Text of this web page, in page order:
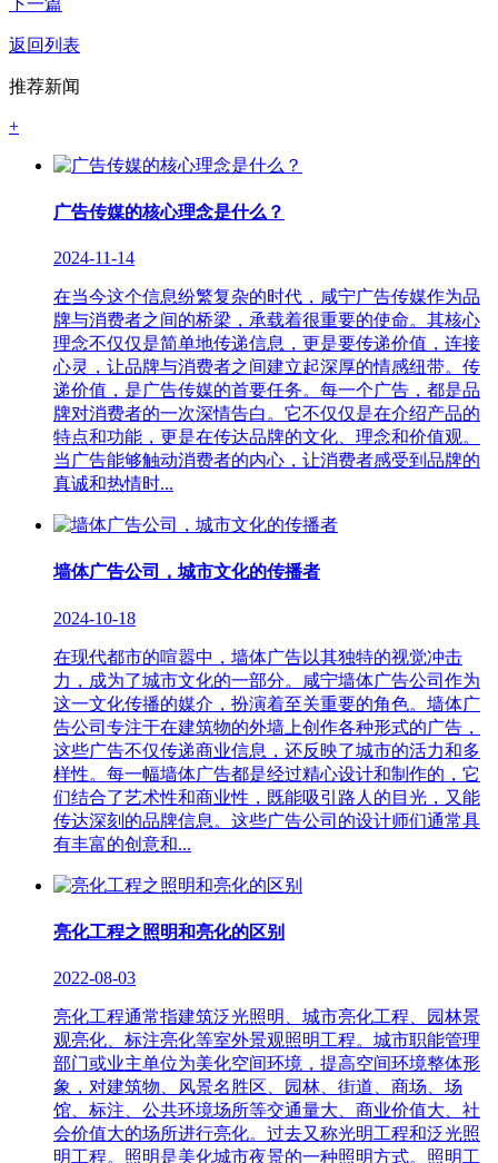
返回列表
推荐新闻
+
广告传媒的核心理念是什么？
2024-11-14
在当今这个信息纷繁复杂的时代，咸宁广告传媒作为品
牌与消费者之间的桥梁，承载着很重要的使命。其核心
理念不仅仅是简单地传递信息，更是要传递价值，连接
心灵，让品牌与消费者之间建立起深厚的情感纽带。传
递价值，是广告传媒的首要任务。每一个广告，都是品
牌对消费者的一次深情告白。它不仅仅是在介绍产品的
特点和功能，更是在传达品牌的文化、理念和价值观。
当广告能够触动消费者的内心，让消费者感受到品牌的
真诚和热情时...
墙体广告公司，城市文化的传播者
2024-10-18
在现代都市的喧嚣中，墙体广告以其独特的视觉冲击
力，成为了城市文化的一部分。咸宁墙体广告公司作为
这一文化传播的媒介，扮演着至关重要的角色。墙体广
告公司专注于在建筑物的外墙上创作各种形式的广告，
这些广告不仅传递商业信息，还反映了城市的活力和多
样性。每一幅墙体广告都是经过精心设计和制作的，它
们结合了艺术性和商业性，既能吸引路人的目光，又能
传达深刻的品牌信息。这些广告公司的设计师们通常具
有丰富的创意和...
亮化工程之照明和亮化的区别
2022-08-03
亮化工程通常指建筑泛光照明、城市亮化工程、园林景
观亮化、标注亮化等室外景观照明工程。城市职能管理
部门或业主单位为美化空间环境，提高空间环境整体形
象，对建筑物、风景名胜区、园林、街道、商场、场
馆、标注、公共环境场所等交通量大、商业价值大、社
会价值大的场所进行亮化。过去又称光明工程和泛光照
明工程。照明是美化城市夜景的一种照明方式。照明工